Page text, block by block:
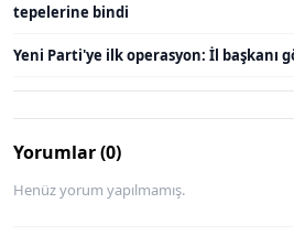
tepelerine bindi
Yeni Parti'ye ilk operasyon: İl başkanı
Yorumlar (0)
Henüz yorum yapılmamış.